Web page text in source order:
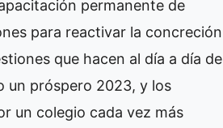
permanente de
para reactivar la concreción
que hacen al día a día de
un próspero 2023, y los
un colegio cada vez más